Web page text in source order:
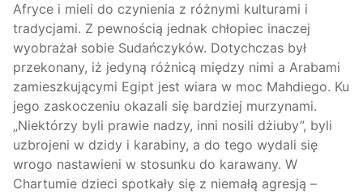
Afryce i mieli do czynienia z różnymi kulturami i
tradycjami. Z pewnością jednak chłopiec inaczej
wyobrażał sobie Sudańczyków. Dotychczas był
przekonany, iż jedyną różnicą między nimi a Arabami
zamieszkującymi Egipt jest wiara w moc Mahdiego. Ku
jego zaskoczeniu okazali się bardziej murzynami.
„Niektórzy byli prawie nadzy, inni nosili dżiuby”, byli
uzbrojeni w dzidy i karabiny, a do tego wydali się
wrogo nastawieni w stosunku do karawany. W
Chartumie dzieci spotkały się z niemałą agresją –